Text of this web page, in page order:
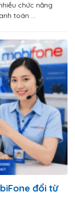
chức năng
toán …
đổi từ